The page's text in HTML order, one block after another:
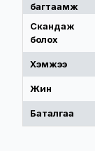
багтаамж
Скандаж
болох
Хэмжээ
Жин
Баталгаа